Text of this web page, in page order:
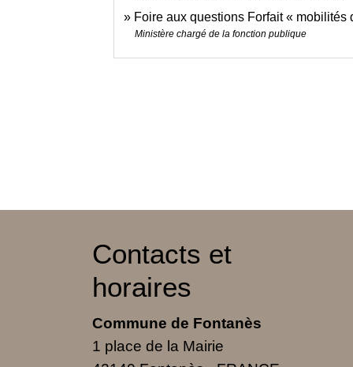
Foire aux questions Forfait « mobilités
Ministère chargé de la fonction publique
Contacts et
horaires
Commune de Fontanès
1 place de la Mairie